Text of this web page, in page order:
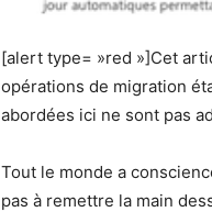
[alert type= »red »]Cet
opérations de migration
abordées ici ne sont pas
Tout le monde a
pas à remettre la main